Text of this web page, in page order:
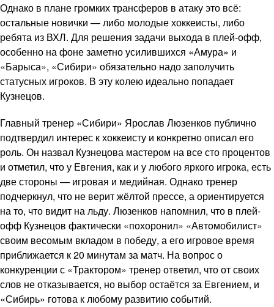
Однако в плане громких трансферов в атаку это всё:
остальные новички — либо молодые хоккеисты, либо
ребята из ВХЛ. Для решения задачи выхода в плей-офф,
особенно на фоне заметно усилившихся «Амура» и
«Барыса», «Сибири» обязательно надо заполучить
статусных игроков. В эту колею идеально попадает
Кузнецов.
Главный тренер «Сибири» Ярослав Люзенков публично
подтвердил интерес к хоккеисту и конкретно описал его
роль. Он назвал Кузнецова мастером на все сто процентов
и отметил, что у Евгения, как и у любого яркого игрока, есть
две стороны — игровая и медийная. Однако тренер
подчеркнул, что не верит жёлтой прессе, а ориентируется
на то, что видит на льду. Люзенков напомнил, что в плей-
офф Кузнецов фактически «похоронил» «Автомобилист»
своим весомым вкладом в победу, а его игровое время
приближается к 20 минутам за матч. На вопрос о
конкуренции с «Трактором» тренер ответил, что от своих
слов не отказывается, но выбор остаётся за Евгением, и
«Сибирь» готова к любому развитию событий.